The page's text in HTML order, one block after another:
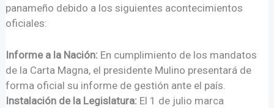
panameño debido a los siguientes acontecimientos
oficiales:
Informe a la Nación: En cumplimiento de los mandatos
de la Carta Magna, el presidente Mulino presentará de
forma oficial su informe de gestión ante el país.
Instalación de la Legislatura: El 1 de julio marca